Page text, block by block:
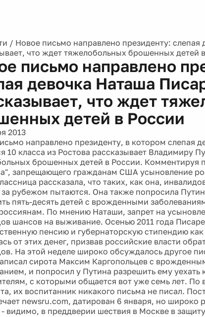
/ Новое письмо направлено президенту:
что ждет тяжелобольных брошенных детей
письмо направлено
девочка Наташа
что ждет
детей в России
2013
направлено президенту, в котором слепая
10 класса из Ростова рассказывает Владимиру
брошенных детей в России. Комментируя
запрещающего гражданам США усыновление
рассказала, что таких, как она,
за рубежом пытаются. Она также попросила
пять-десять детей с врожденными
По мнению Наташи, запрет на
шансов на выживание. Осенью 2011 года
пенсию и губернаторскую стипендию
от этих денег, призвав российские власти
На этой неделе широко обсуждалось другое
сирота Максим Каргопольцев с
и попросил у Путина разрешить ему уехать
с которыми общается вот уже семь лет. По
их воспитанник никакого письма не писал.
newsru.com, датирован 6 января, но широко
- видимо, в преддверии шествия в Москве в